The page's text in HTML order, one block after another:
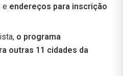
e endereços para inscrição
o programa
outras 11 cidades da